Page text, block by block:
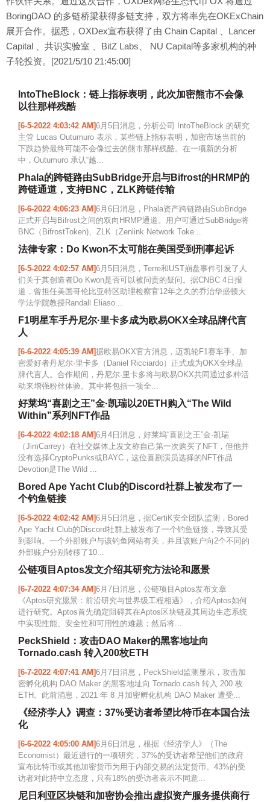
BoringDAO 的多链桥梁获得多链支持，双方将率先在OKExChain
展开合作。据悉，OXDex宣布获得了由 Chain Capital 、Lancer
Capital 、共识实验室 、BitZ Labs、 NU Capital等多家机构的种
子轮投资。[2021/5/10 21:45:00]
IntoTheBlock：链上指标表明，此次加密熊市不会像
以往那样残酷
[6-5-2022 4:03:42 AM]6月5日消息，分析公司 IntoTheBlock 的研究
主管 Lucas Outumuro 表示，某些链上指标表明，加密市场当前的
下跌趋势最终可能不会像过去的熊市那样残酷。在一项新的分析
中，Outumuro 承认“越...
Phala的跨链路由SubBridge开启与Bifrost的HRMP的
跨链通道，支持BNC，ZLK跨链传输
[6-6-2022 4:06:23 AM]6月6日消息，Phala资产跨链路由SubBridge
正式开启与Bifrost之间的双向HRMP通道。用户可通过SubBridge将
BNC（BifrostToken)、ZLK（Zenlink Network Toke...
法律专家：Do Kwon不太可能在美国受到刑事起诉
[6-5-2022 4:02:57 AM]6月5日消息，Terre和UST崩盘事件引发了人
们关于其创造者Do Kwon是否可以被问责的疑问。据CNBC 4日报
道，曾担任美国哥伦比亚特区助理检察官12年之久的乔治华盛顿大
学法学院教授Randall Eliaso...
F1明星车手丹尼尔·里卡多成为欧易OKX全球品牌代言
人
[6-6-2022 4:05:39 AM]据欧易OKX官方消息，迈凯轮F1赛车手、加
密爱好者丹尼尔·里卡多（Daniel Ricciardo）正式成为OKX全球品
牌代言人。合作期间，丹尼尔·里卡多将与欧易OKX共同通过多种活
动来增强粉丝体验。其中将包括一项全...
好莱坞“喜剧之王”金·凯瑞以20ETH购入“The Wild
Within”系列NFT作品
[6-4-2022 4:02:18 AM]6月4日消息，好莱坞“喜剧之王”金·凯瑞
（JimCarrey）在社交媒体上发文称自己第一次购买了NFT，但他并
没有选择CryptoPunks或BAYC，这位喜剧演员选择的NFT作品
Devotion是The Wild ...
Bored Ape Yacht Club的Discord社群上被发布了一
个钓鱼链接
[6-5-2022 4:02:42 AM]6月5日消息，据CertiK安全团队监测，Bored
Ape Yacht Club的Discord社群上被发布了一个钓鱼链接，导致其受
到影响。一个外部账户与该钓鱼网站有关，并且该账户向2个不同的
外部账户分别转移了10...
公链项目Aptos发文介绍其研究方法论和愿景
[6-7-2022 4:07:34 AM]6月7日消息，公链项目Aptos发布文章
《Aptos研究愿景：前沿研究与世界级工程相遇》，介绍Aptos如何
进行研究。Aptos首先确定阻碍其在Aptos区块链及其周边生态系统
中实现性能、安全性和可用性的难题；然后将...
PeckShield：攻击DAO Maker的黑客地址向
Tornado.cash 转入200枚ETH
[6-7-2022 4:07:41 AM]6月7日消息，PeckShield监测显示，攻击加
密孵化机构 DAO Maker 的黑客地址向 Tornado.cash 转入 200 枚
ETH。此前消息，2021 年 8 月加密孵化机构 DAO Maker 遭受...
《经济学人》调查：37%受访者希望比特币在本国合法
化
[6-6-2022 4:05:00 AM]6月6日消息，根据《经济学人》（The
Economist）最近进行的一项研究，37%的受访者希望他们的政府
宣布比特币或其他加密货币为用于内部交易的法定货币。43%的受
访者对此持中立态度，只有18%的受访者表示不同意...
尼日利亚区块链和加密协会推出虚拟资产服务提供商行